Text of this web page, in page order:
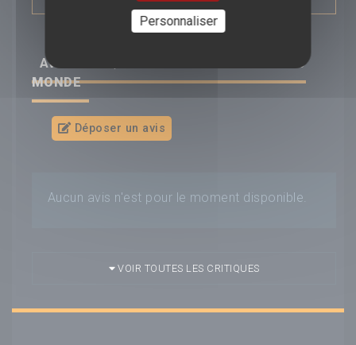
AVIS/CRITIQUE DU FILM
LA PIRE MÈRE AU
MONDE
Déposer un avis
Aucun avis n'est pour le moment disponible.
VOIR TOUTES LES CRITIQUES
Personnaliser